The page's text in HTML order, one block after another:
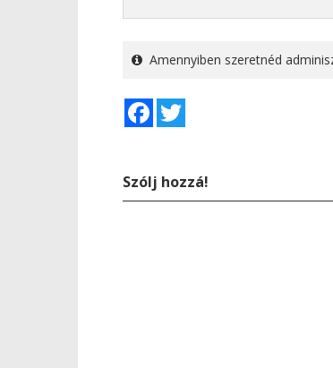
Amennyiben szeretnéd
Facebook
Szólj hozzá!